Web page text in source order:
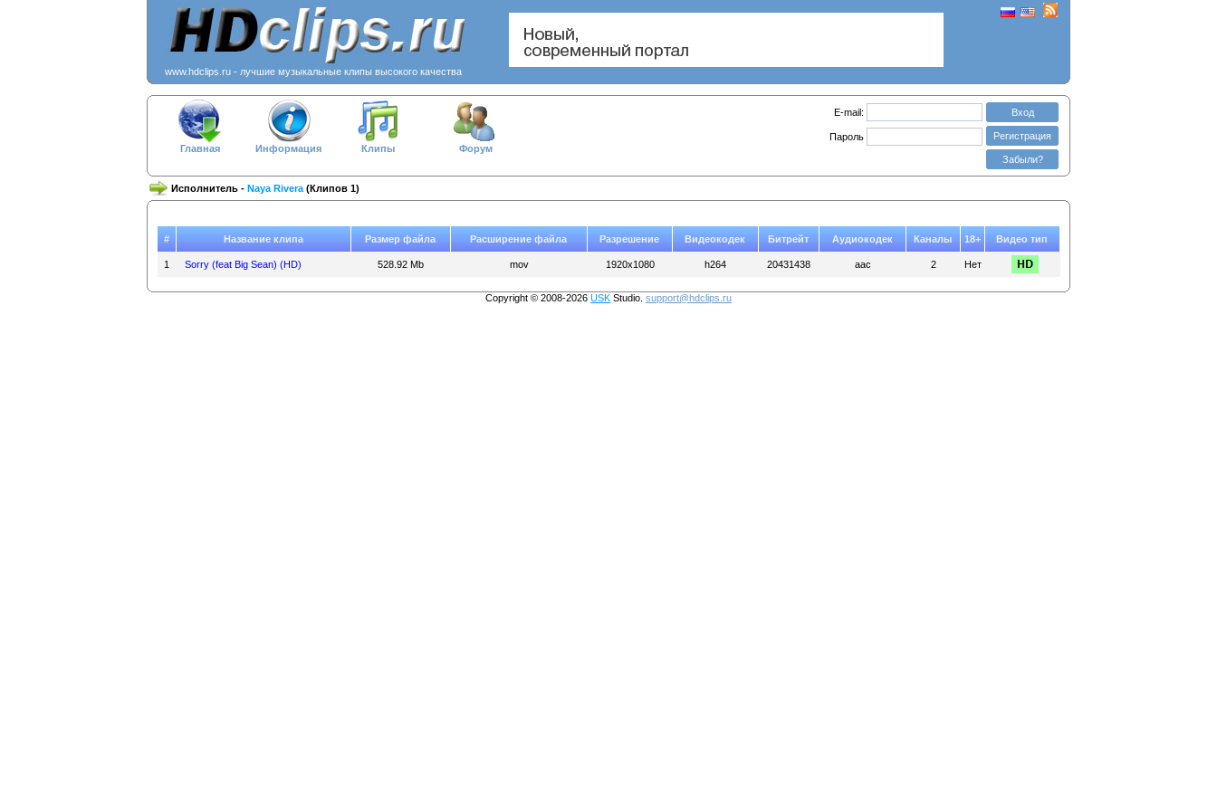
www.hdclips.ru - лучшие музыкальные клипы высокого качества
Главная Информация Клипы Форум
E-mail: Вход
Пароль Регистрация
Забыли?
Исполнитель - Naya Rivera (Клипов 1)
# Название клипа Размер файла Расширение файла Разрешение Видеокодек Битрейт Аудиокодек Каналы 18+ Видео тип
1 Sorry (feat Big Sean) (HD) 528.92 Mb mov 1920x1080 h264 20431438 aac 2 Нет
Copyright © 2008-2026 USK Studio. support@hdclips.ru